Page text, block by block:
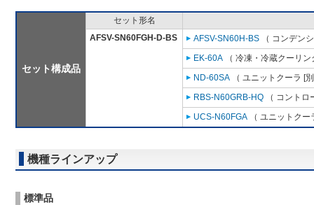
セット構成品
セット形名
AFSV-SN60FGH-D-BS
AFSV-SN60H-BS （ コンデン
EK-60A （ 冷凍・冷蔵クーリ
ND-60SA （ ユニットクーラ [
RBS-N60GRB-HQ （ コント
UCS-N60FGA （ ユニットク
機種ラインアップ
標準品